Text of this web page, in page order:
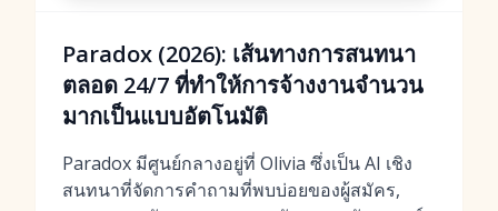
Paradox (2026): เส้นทางการสนทนา
ตลอด 24/7 ที่ทำให้การจ้างงานจำนวน
มากเป็นแบบอัตโนมัติ
Paradox มีศูนย์กลางอยู่ที่ Olivia ซึ่งเป็น AI เชิง
สนทนาที่จัดการคำถามที่พบบ่อยของผู้สมัคร,